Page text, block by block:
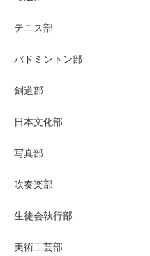
テニス部
バドミントン部
剣道部
日本文化部
写真部
吹奏楽部
生徒会執行部
美術工芸部